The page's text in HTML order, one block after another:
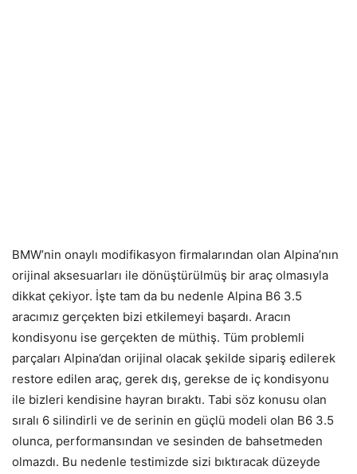
BMW’nin onaylı modifikasyon firmalarından olan Alpina’nın
orijinal aksesuarları ile dönüştürülmüş bir araç olmasıyla
dikkat çekiyor. İşte tam da bu nedenle Alpina B6 3.5
aracımız gerçekten bizi etkilemeyi başardı. Aracın
kondisyonu ise gerçekten de müthiş. Tüm problemli
parçaları Alpina’dan orijinal olacak şekilde sipariş edilerek
restore edilen araç, gerek dış, gerekse de iç kondisyonu
ile bizleri kendisine hayran bıraktı. Tabi söz konusu olan
sıralı 6 silindirli ve de serinin en güçlü modeli olan B6 3.5
olunca, performansından ve sesinden de bahsetmeden
olmazdı. Bu nedenle testimizde sizi bıktıracak düzeyde